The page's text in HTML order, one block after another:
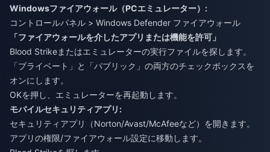
Windowsファイアウォール（PCエミュレーター）:
コントロールパネル > Windows Defender ファイアウォール
「ファイアウォールを介したアプリまたは機能を許可」
Blood Strikeまたはエミュレーターの実行ファイルを探します。
「プライベート」と「パブリック」の両方のチェックボックスを
オンにします。
OKを押し、エミュレーターを再起動します。
モバイルセキュリティアプリ:
セキュリティアプリ（Norton/Avast/McAfeeなど）を開きます。
アプリの権限/ファイアウォール設定に移動します。